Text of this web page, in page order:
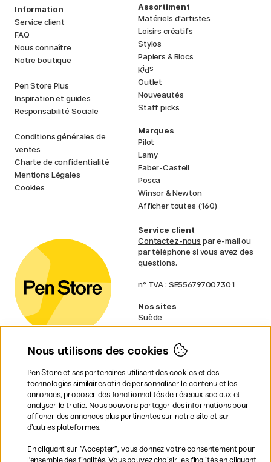
Information
Service client
FAQ
Nous connaître
Notre boutique
Pen Store Plus
Inspiration et guides
Responsabilité Sociale
Conditions générales de
ventes
Charte de confidentialité
Mentions Légales
Cookies
Assortiment
Matériels d'artistes
Loisirs créatifs
Stylos
Papiers & Blocs
Kids
Outlet
Nouveautés
Staff picks
Marques
Pilot
Lamy
Faber-Castell
Posca
Winsor & Newton
Afficher toutes (160)
Service client
Contactez-nous par e-mail ou
par téléphone si vous avez des
questions.
n° TVA : SE556797007301
Nos sites
Suède
Norvège
Finlande
Irlande
Pays-Bas
Royaume-Uni
UE
volumineux.
Nous utilisons des cookies
Pen Store et ses partenaires utilisent des cookies et des
technologies similaires afin de personnaliser le contenu et les
annonces, proposer des fonctionnalités de réseaux sociaux et
analyser le trafic. Nous pouvons partager des informations pour
afficher des annonces plus pertinentes sur notre site et sur
d’autres plateformes.
En cliquant sur ”Accepter”, vous donnez votre consentement pour
l’ensemble des finalités. Vous pouvez choisir les finalités en cliquant